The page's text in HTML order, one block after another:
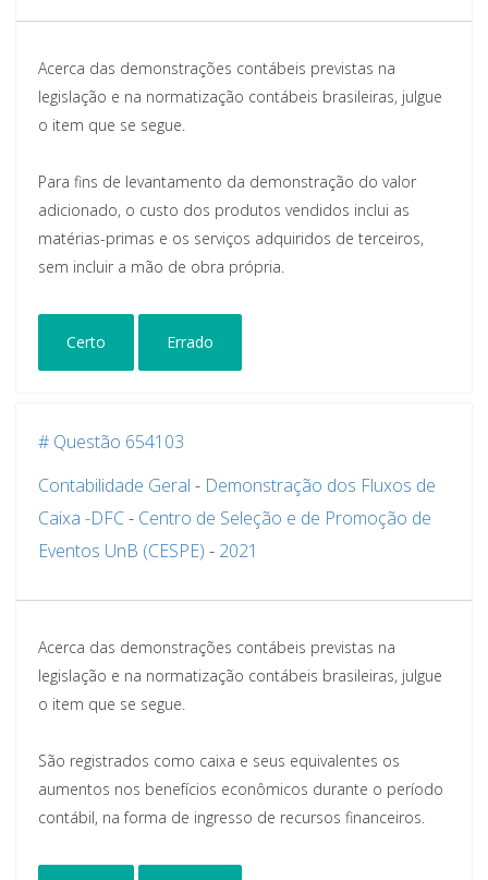
Acerca das demonstrações contábeis previstas na
legislação e na normatização contábeis brasileiras, julgue
o item que se segue.
Para fins de levantamento da demonstração do valor
adicionado, o custo dos produtos vendidos inclui as
matérias-primas e os serviços adquiridos de terceiros,
sem incluir a mão de obra própria.
Certo Errado
# Questão 654103
Contabilidade Geral - Demonstração dos Fluxos de
Caixa -DFC- Centro de Seleção e de Promoção de
Eventos UnB (CESPE) - 2021
Acerca das demonstrações contábeis previstas na
legislação e na normatização contábeis brasileiras, julgue
o item que se segue.
São registrados como caixa e seus equivalentes os
aumentos nos benefícios econômicos durante o período
contábil, na forma de ingresso de recursos financeiros.